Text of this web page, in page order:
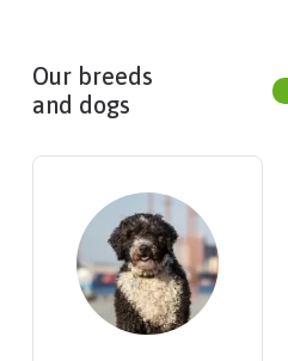
Our breeds
and dogs